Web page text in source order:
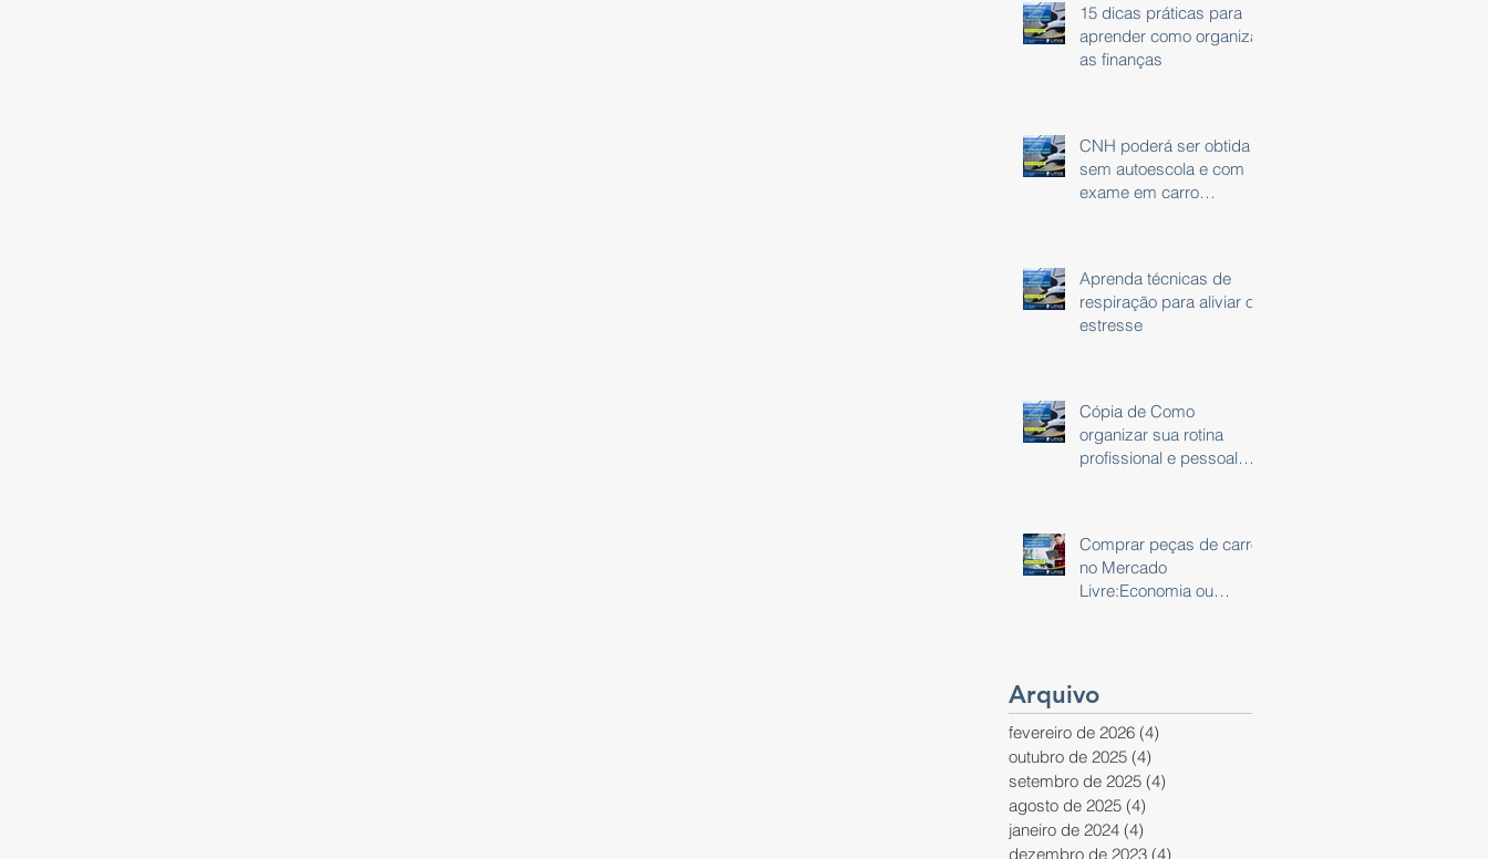
15 dicas práticas para
aprender como organizar
as finanças
CNH poderá ser obtida
sem autoescola e com
exame em carro
Aprenda técnicas de
respiração para aliviar o
estresse
Cópia de Como
organizar sua rotina
profissional e pessoal
Comprar peças de carro
no Mercado
Livre:Economia ou
Arquivo
fevereiro de 2026 (4)
outubro de 2025 (4)
setembro de 2025 (4)
agosto de 2025 (4)
janeiro de 2024 (4)
dezembro de 2023 (4)